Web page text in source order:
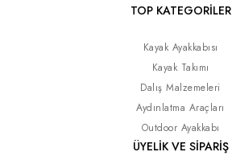
TOP KATEGORİLER
Kayak Ayakkabısı
Kayak Takımı
Dalış Malzemeleri
Aydınlatma Araçları
Outdoor Ayakkabı
ÜYELİK VE SİPARİŞ